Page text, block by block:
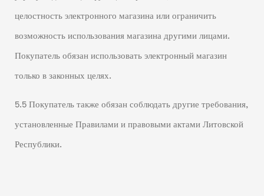
целостность электронного магазина или ограничить
возможность использования магазина другими лицами.
Покупатель обязан использовать электронный магазин
только в законных целях.
5.5 Покупатель также обязан соблюдать другие требования,
установленные Правилами и правовыми актами Литовской
Республики.